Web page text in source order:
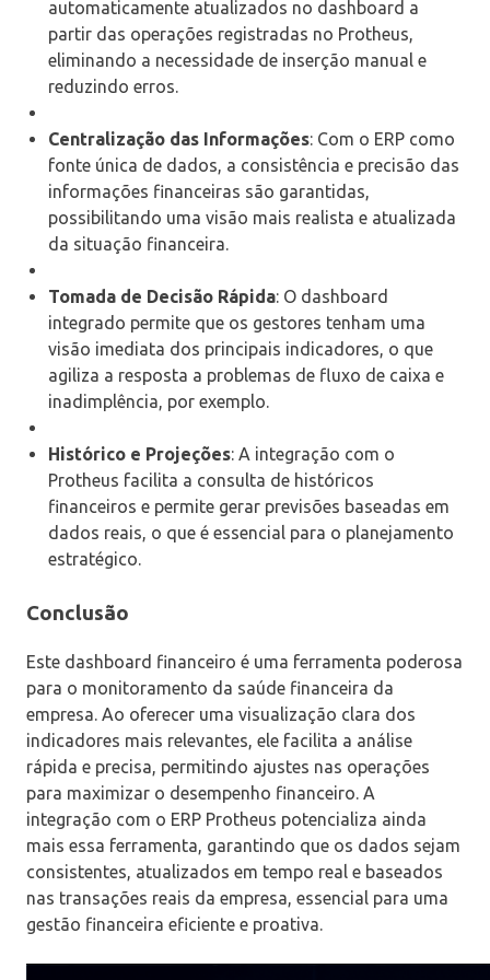
automaticamente atualizados no dashboard a
partir das operações registradas no Protheus,
eliminando a necessidade de inserção manual e
reduzindo erros.
Centralização das Informações: Com o ERP como
fonte única de dados, a consistência e precisão das
informações financeiras são garantidas,
possibilitando uma visão mais realista e atualizada
da situação financeira.
Tomada de Decisão Rápida: O dashboard
integrado permite que os gestores tenham uma
visão imediata dos principais indicadores, o que
agiliza a resposta a problemas de fluxo de caixa e
inadimplência, por exemplo.
Histórico e Projeções: A integração com o
Protheus facilita a consulta de históricos
financeiros e permite gerar previsões baseadas em
dados reais, o que é essencial para o planejamento
estratégico.
Conclusão
Este dashboard financeiro é uma ferramenta poderosa
para o monitoramento da saúde financeira da
empresa. Ao oferecer uma visualização clara dos
indicadores mais relevantes, ele facilita a análise
rápida e precisa, permitindo ajustes nas operações
para maximizar o desempenho financeiro. A
integração com o ERP Protheus potencializa ainda
mais essa ferramenta, garantindo que os dados sejam
consistentes, atualizados em tempo real e baseados
nas transações reais da empresa, essencial para uma
gestão financeira eficiente e proativa.